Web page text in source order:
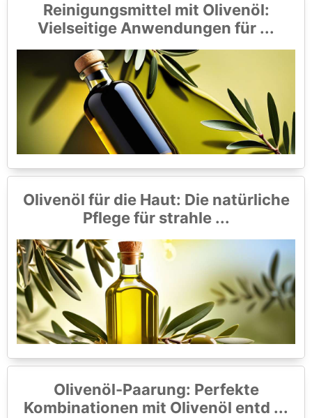
Reinigungsmittel mit Olivenöl:
Vielseitige Anwendungen für ...
Olivenöl für die Haut: Die natürliche
Pflege für strahle ...
Olivenöl-Paarung: Perfekte
Kombinationen mit Olivenöl entd ...